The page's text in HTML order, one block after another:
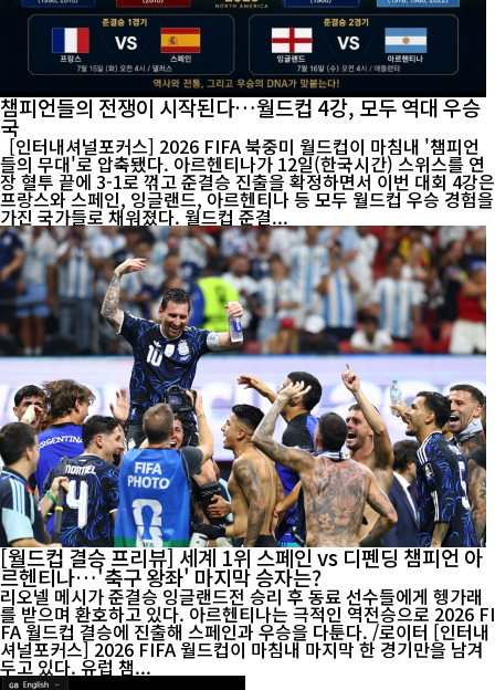
챔피언들의 전쟁이 시작된다…월드컵 4강, 모두 역대 우승
국
[인터내셔널포커스] 2026 FIFA 북중미 월드컵이 마침내 '챔피언
들의 무대'로 압축됐다. 아르헨티나가 12일(한국시간) 스위스를 연
장 혈투 끝에 3-1로 꺾고 준결승 진출을 확정하면서 이번 대회 4강은
프랑스와 스페인, 잉글랜드, 아르헨티나 등 모두 월드컵 우승 경험을
가진 국가들로 채워졌다. 월드컵 준결...
[월드컵 결승 프리뷰] 세계 1위 스페인 vs 디펜딩 챔피언 아
르헨티나…'축구 왕좌' 마지막 승자는?
리오넬 메시가 준결승 잉글랜드전 승리 후 동료 선수들에게 헹가래
를 받으며 환호하고 있다. 아르헨티나는 극적인 역전승으로 2026 FI
FA 월드컵 결승에 진출해 스페인과 우승을 다툰다. /로이터 [인터내
셔널포커스] 2026 FIFA 월드컵이 마침내 마지막 한 경기만을 남겨
두고 있다. 유럽 챔...